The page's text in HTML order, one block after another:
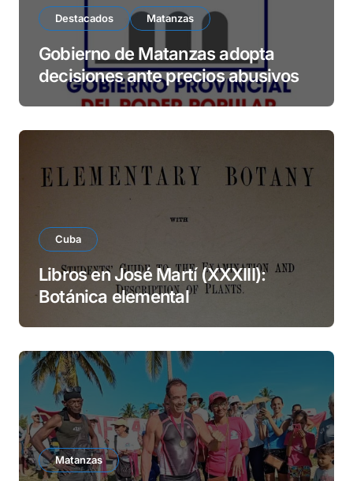
Destacados Matanzas
Gobierno de Matanzas adopta
decisiones ante precios abusivos
Cuba
Libros en José Martí (XXXIII):
Botánica elemental
Matanzas